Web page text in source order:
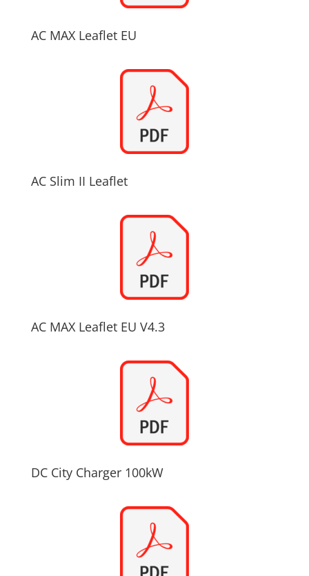
AC MAX Leaflet EU
AC Slim II Leaflet
AC MAX Leaflet EU V4.3
DC City Charger 100kW